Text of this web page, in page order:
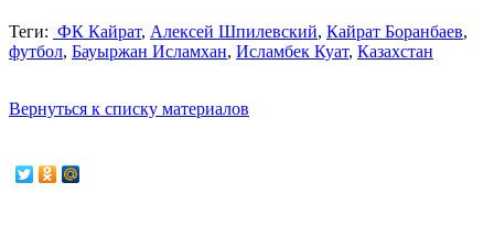
Теги: ФК Кайрат, Алексей Шпилевский, Кайрат Боранбаев,
футбол, Бауыржан Исламхан, Исламбек Куат, Казахстан
Вернуться к списку материалов